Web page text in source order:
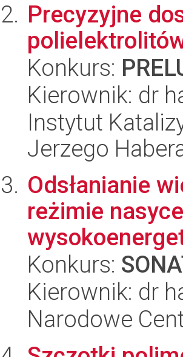
Precyzyjne
Konkurs:
Kierownik: dr
Instytut
Jerzego
Odsłanianie
reżimie
Konkurs:
Kierownik: dr
Narodowe